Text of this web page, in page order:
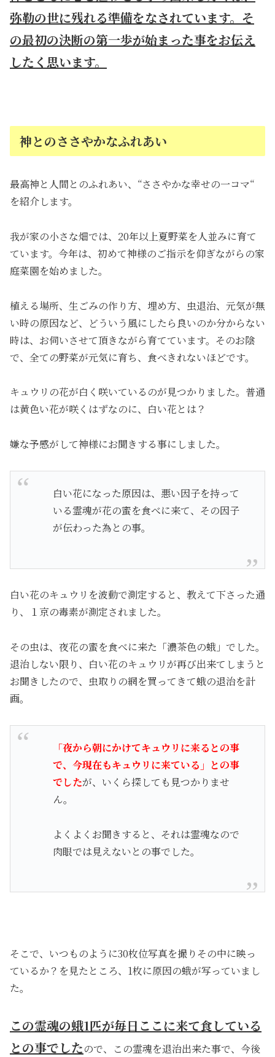
弥勒の世に残れる準備をなされています。そ
の最初の決断の第一歩が始まった事をお伝え
したく思います。
神とのささやかなふれあい
最高神と人間とのふれあい、“ささやかな幸せの一コマ“
を紹介します。
我が家の小さな畑では、20年以上夏野菜を人並みに育て
ています。今年は、初めて神様のご指示を仰ぎながらの家
庭菜園を始めました。
植える場所、生ごみの作り方、埋め方、虫退治、元気が無
い時の原因など、どういう風にしたら良いのか分からない
時は、お伺いさせて頂きながら育てています。そのお陰
で、全ての野菜が元気に育ち、食べきれないほどです。
キュウリの花が白く咲いているのが見つかりました。普通
は黄色い花が咲くはずなのに、白い花とは？
嫌な予感がして神様にお聞きする事にしました。
白い花になった原因は、悪い因子を持って
いる霊魂が花の蜜を食べに来て、その因子
が伝わった為との事。
白い花のキュウリを波動で測定すると、教えて下さった通
り、１京の毒素が測定されました。
その虫は、夜花の蜜を食べに来た「濃茶色の蛾」でした。
退治しない限り、白い花のキュウリが再び出来てしまうと
お聞きしたので、虫取りの網を買ってきて蛾の退治を計
画。
「夜から朝にかけてキュウリに来るとの事
で、今現在もキュウリに来ている」との事
でしたが、いくら探しても見つかりませ
ん。
よくよくお聞きすると、それは霊魂なので
肉眼では見えないとの事でした。
そこで、いつものように30枚位写真を撮りその中に映っ
ているか？を見たところ、1枚に原因の蛾が写っていまし
た。
この霊魂の蛾1匹が毎日ここに来て食している
との事でしたので、この霊魂を退治出来た事で、今後